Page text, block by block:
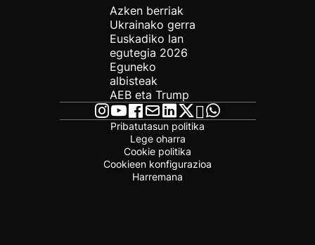
Azken berriak
Ukrainako gerra
Euskadiko lan
egutegia 2026
Eguneko
albisteak
AEB eta Trump
Pribatutasun politika
Lege oharra
Cookie politika
Cookieen konfigurazioa
Harremana